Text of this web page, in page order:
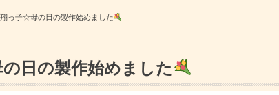
翔っ子☆母の日の製作始めました
日の製作始めました